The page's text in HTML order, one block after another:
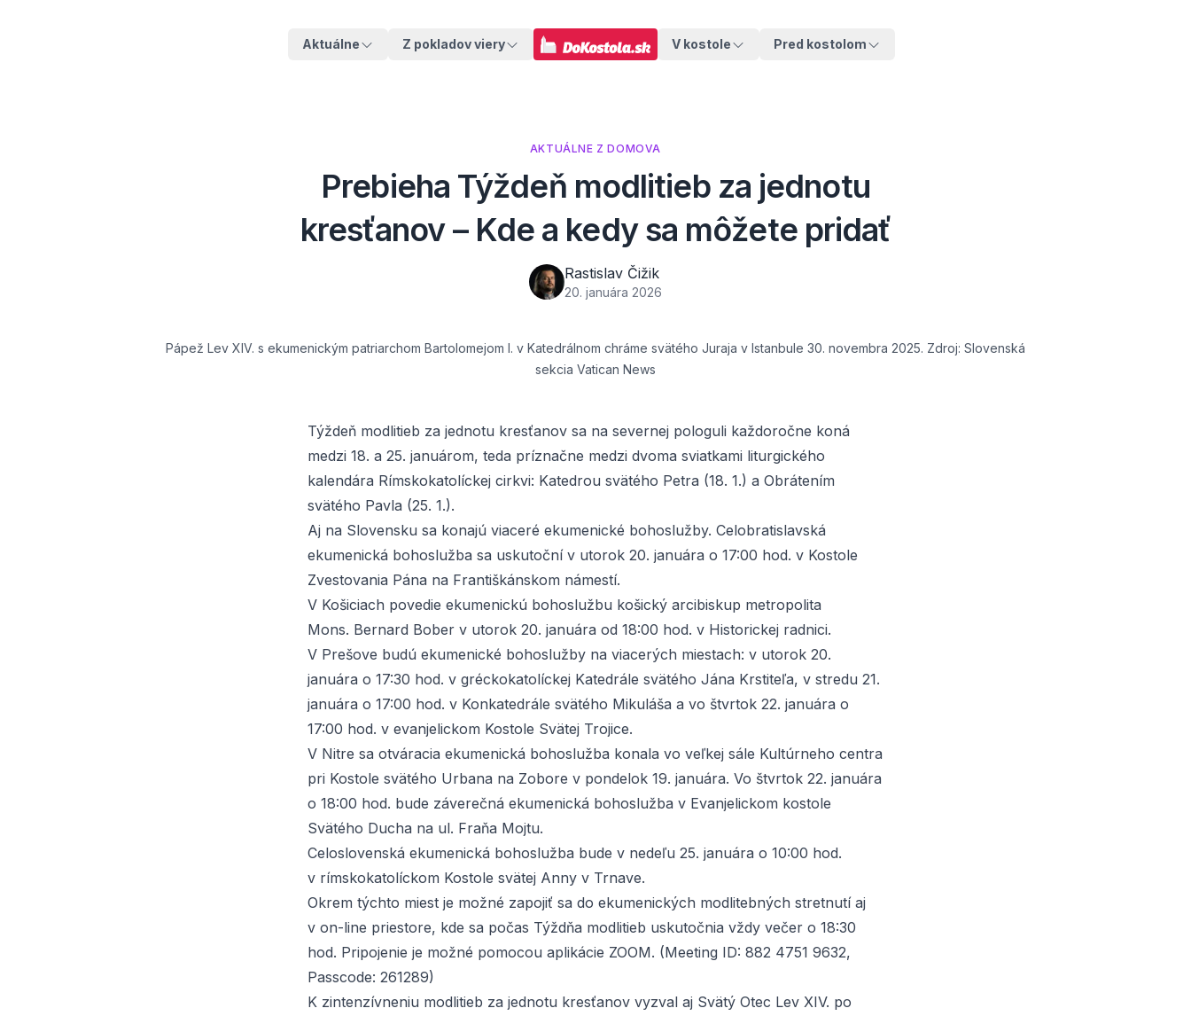
Aktuálne Z pokladov viery V kostole Pred kostolom
AKTUÁLNE Z DOMOVA
Prebieha Týždeň modlitieb za jednotu
kresťanov – Kde a kedy sa môžete pridať
Rastislav Čižik
20. januára 2026
Pápež Lev XIV. s ekumenickým patriarchom Bartolomejom I. v Katedrálnom chráme svätého Juraja v Istanbule 30. novembra 2025. Zdroj: Slovenská
sekcia Vatican News
Týždeň modlitieb za jednotu kresťanov sa na severnej pologuli každoročne koná
medzi 18. a 25. januárom, teda príznačne medzi dvoma sviatkami liturgického
kalendára Rímskokatolíckej cirkvi: Katedrou svätého Petra (18. 1.) a Obrátením
svätého Pavla (25. 1.).
Aj na Slovensku sa konajú viaceré ekumenické bohoslužby. Celobratislavská
ekumenická bohoslužba sa uskutoční v utorok 20. januára o 17:00 hod. v Kostole
Zvestovania Pána na Františkánskom námestí.
V Košiciach povedie ekumenickú bohoslužbu košický arcibiskup metropolita
Mons. Bernard Bober v utorok 20. januára od 18:00 hod. v Historickej radnici.
V Prešove budú ekumenické bohoslužby na viacerých miestach: v utorok 20.
januára o 17:30 hod. v gréckokatolíckej Katedrále svätého Jána Krstiteľa, v stredu 21.
januára o 17:00 hod. v Konkatedrále svätého Mikuláša a vo štvrtok 22. januára o
17:00 hod. v evanjelickom Kostole Svätej Trojice.
V Nitre sa otváracia ekumenická bohoslužba konala vo veľkej sále Kultúrneho centra
pri Kostole svätého Urbana na Zobore v pondelok 19. januára. Vo štvrtok 22. januára
o 18:00 hod. bude záverečná ekumenická bohoslužba v Evanjelickom kostole
Svätého Ducha na ul. Fraňa Mojtu.
Celoslovenská ekumenická bohoslužba bude v nedeľu 25. januára o 10:00 hod.
v rímskokatolíckom Kostole svätej Anny v Trnave.
Okrem týchto miest je možné zapojiť sa do ekumenických modlitebných stretnutí aj
v on-line priestore, kde sa počas Týždňa modlitieb uskutočnia vždy večer o 18:30
hod. Pripojenie je možné pomocou aplikácie ZOOM. (Meeting ID: 882 4751 9632,
Passcode: 261289)
K zintenzívneniu modlitieb za jednotu kresťanov vyzval aj Svätý Otec Lev XIV. po